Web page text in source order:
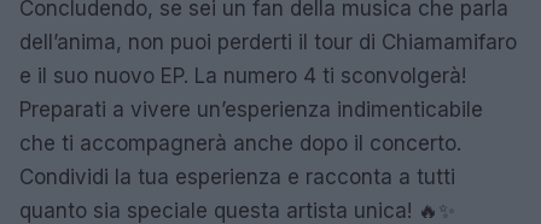
Concludendo, se sei un fan della musica che parla
dell’anima, non puoi perderti il tour di Chiamamifaro
e il suo nuovo EP. La numero 4 ti sconvolgerà!
Preparati a vivere un’esperienza indimenticabile
che ti accompagnerà anche dopo il concerto.
Condividi la tua esperienza e racconta a tutti
quanto sia speciale questa artista unica! 🔥✨